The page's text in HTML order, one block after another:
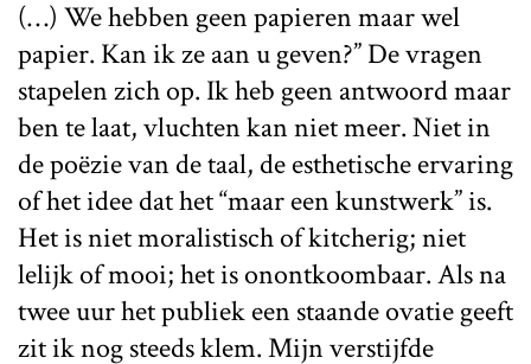
(…) We hebben geen papieren maar wel
papier. Kan ik ze aan u geven?” De vragen
stapelen zich op. Ik heb geen antwoord maar
ben te laat, vluchten kan niet meer. Niet in
de poëzie van de taal, de esthetische ervaring
of het idee dat het “maar een kunstwerk” is.
Het is niet moralistisch of kitcherig; niet
lelijk of mooi; het is onontkoombaar. Als na
twee uur het publiek een staande ovatie geeft
zit ik nog steeds klem. Mijn verstijfde